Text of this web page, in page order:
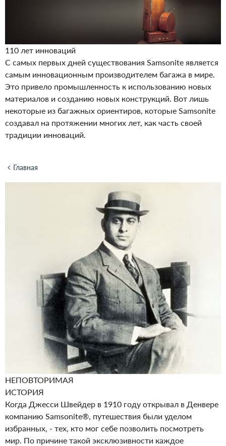
110 лет инноваций
С самых первых дней существования Samsonite является
самым инновационным производителем багажа в мире.
Это привело промышленность к использованию новых
материалов и созданию новых конструкций. Вот лишь
некоторые из багажных ориентиров, которые Samsonite
создавал на протяжении многих лет, как часть своей
традиции инноваций.
Главная
НЕПОВТОРИМАЯ
ИСТОРИЯ
Когда Джесси Швейдер в 1910 году открывал в Денвере
компанию Samsonite®, путешествия были уделом
избранных, - тех, кто мог себе позволить посмотреть
мир. По причине такой эксклюзивности каждое